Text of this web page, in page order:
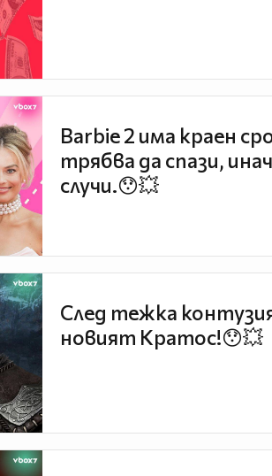
Barbie 2 има краен
трябва да спази,
случи.😯💥
След тежка
новият Кратос!😯💥